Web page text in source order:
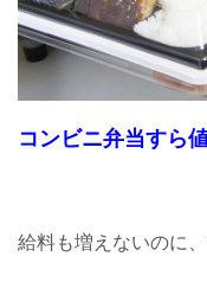
コンビニ弁当すら
給料も増えないのに